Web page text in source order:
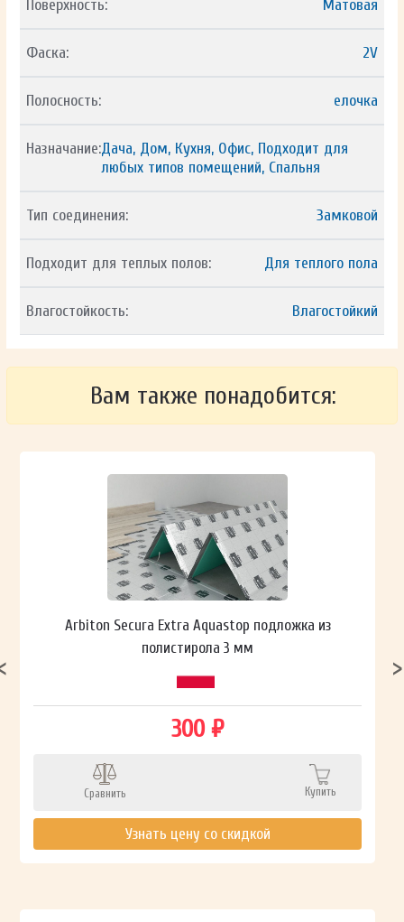
Поверхность: Матовая
Фаска: 2V
Полосность: елочка
Назначание:Дача, Дом, Кухня, Офис, Подходит для
любых типов помещений, Спальня
Тип соединения: Замковой
Подходит для теплых полов: Для теплого пола
Влагостойкость: Влагостойкий
Вам также понадобится:
Arbiton Secura Extra Aquastop подложка из
полистирола 3 мм
300 ₽
Сравнить Купить
Узнать цену со скидкой